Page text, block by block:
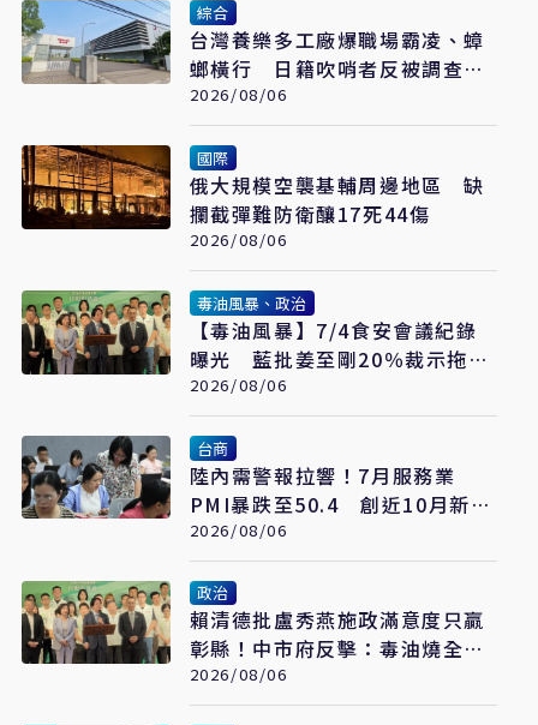
綜合
台灣養樂多工廠爆職場霸凌、蟑
螂橫行 日籍吹哨者反被調查罹
憂鬱症
2026/08/06
國際
俄大規模空襲基輔周邊地區 缺
攔截彈難防衛釀17死44傷
2026/08/06
毒油風暴、政治
【毒油風暴】7/4食安會議紀錄
曝光 藍批姜至剛20％裁示拖月
餘才認帳「賴清德是最大破口」
2026/08/06
台商
陸內需警報拉響！7月服務業
PMI暴跌至50.4 創近10月新
低 經濟復甦再遇壓力
2026/08/06
政治
賴清德批盧秀燕施政滿意度只贏
彰縣！中市府反擊：毒油燒全台
不救火 卻跑來打口水戰
2026/08/06